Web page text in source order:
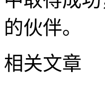
的伙伴。
相关文章